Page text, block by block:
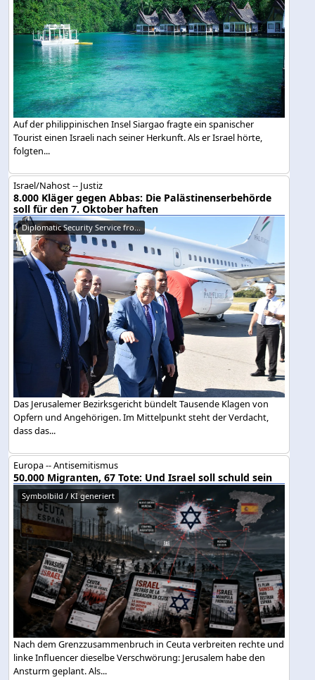
Auf der philippinischen Insel Siargao fragte ein spanischer
Tourist einen Israeli nach seiner Herkunft. Als er Israel hörte,
folgten...
Israel/Nahost -- Justiz
8.000 Kläger gegen Abbas: Die Palästinenserbehörde
soll für den 7. Oktober haften
Diplomatic Security Service fro...
Das Jerusalemer Bezirksgericht bündelt Tausende Klagen von
Opfern und Angehörigen. Im Mittelpunkt steht der Verdacht,
dass das...
Europa -- Antisemitismus
50.000 Migranten, 67 Tote: Und Israel soll schuld sein
Symbolbild / KI generiert
Nach dem Grenzzusammenbruch in Ceuta verbreiten rechte und
linke Influencer dieselbe Verschwörung: Jerusalem habe den
Ansturm geplant. Als...